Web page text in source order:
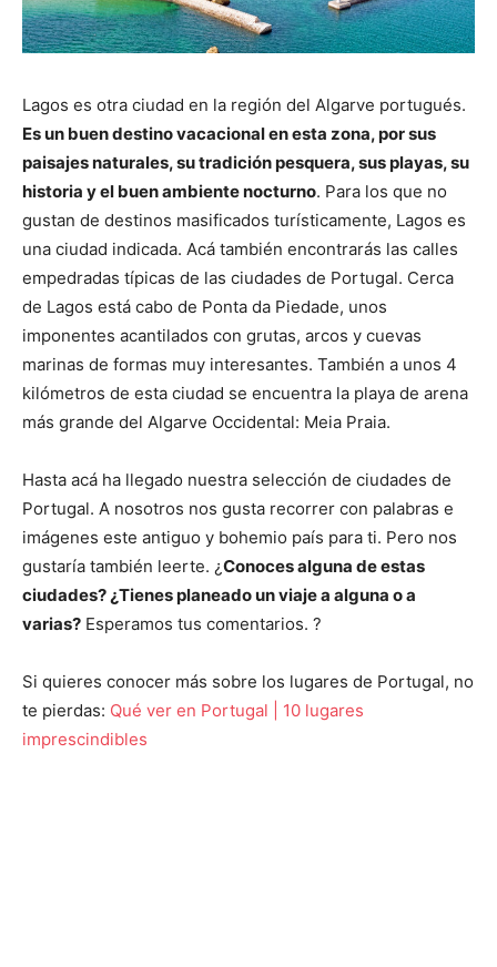
Lagos es otra ciudad en la región del Algarve portugués.
Es un buen destino vacacional en esta zona, por sus
paisajes naturales, su tradición pesquera, sus playas, su
historia y el buen ambiente nocturno. Para los que no
gustan de destinos masificados turísticamente, Lagos es
una ciudad indicada. Acá también encontrarás las calles
empedradas típicas de las ciudades de Portugal. Cerca
de Lagos está cabo de Ponta da Piedade, unos
imponentes acantilados con grutas, arcos y cuevas
marinas de formas muy interesantes. También a unos 4
kilómetros de esta ciudad se encuentra la playa de arena
más grande del Algarve Occidental: Meia Praia.
Hasta acá ha llegado nuestra selección de ciudades de
Portugal. A nosotros nos gusta recorrer con palabras e
imágenes este antiguo y bohemio país para ti. Pero nos
gustaría también leerte. ¿Conoces alguna de estas
ciudades? ¿Tienes planeado un viaje a alguna o a
varias? Esperamos tus comentarios. ?
Si quieres conocer más sobre los lugares de Portugal, no
te pierdas: Qué ver en Portugal | 10 lugares
imprescindibles